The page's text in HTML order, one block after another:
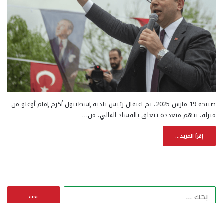
صبيحة 19 مارس 2025، تم اعتقال رئيس بلدية إسطنبول أكرم إمام أوغلو من
منزله، بتهم متعددة تتعلق بالفساد المالي، من…
إقرأ المزيد...